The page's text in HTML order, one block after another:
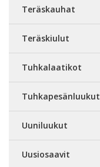
Teräskauhat
Teräskiulut
Tuhkalaatikot
Tuhkapesänluukut
Uuniluukut
Uusiosaavit